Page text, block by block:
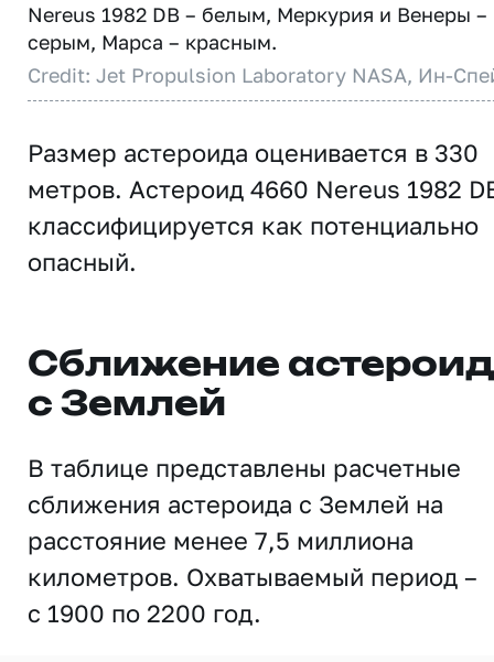
Nereus 1982 DB – белым, Меркурия и Венеры –
серым, Марса – красным.
Credit: Jet Propulsion Laboratory NASA, Ин-
Размер астероида оценивается в 330
метров. Астероид 4660 Nereus 1982
классифицируется как потенциально
опасный.
Сближение
с Землей
В таблице представлены расчетные
сближения астероида с Землей на
расстояние менее 7,5 миллиона
километров. Охватываемый период –
с 1900 по 2200 год.